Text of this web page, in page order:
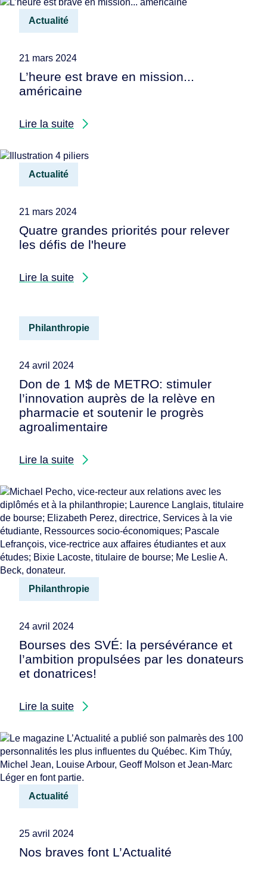
Actualité
21 mars 2024
L’heure est brave en mission...
américaine
Lire la suite
Actualité
21 mars 2024
Quatre grandes priorités pour relever
les défis de l'heure
Lire la suite
Philanthropie
24 avril 2024
Don de 1 M$ de METRO: stimuler
l’innovation auprès de la relève en
pharmacie et soutenir le progrès
agroalimentaire
Lire la suite
Philanthropie
24 avril 2024
Bourses des SVÉ: la persévérance et
l’ambition propulsées par les donateurs
et donatrices!
Lire la suite
Actualité
25 avril 2024
Nos braves font L’Actualité